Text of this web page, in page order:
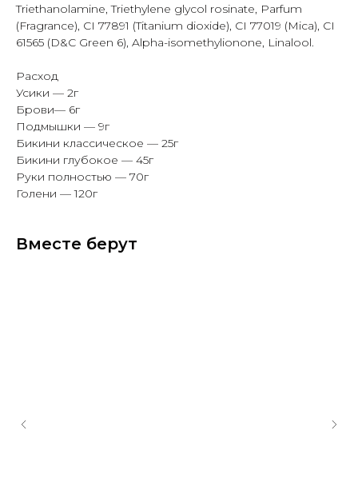
Triethanolamine, Triethylene glycol rosinate, Parfum
(Fragrance), CI 77891 (Titanium dioxide), CI 77019 (Mica), CI
61565 (D&C Green 6), Alpha-isomethylionone, Linalool.
Расход
Усики — 2г
Брови— 6г
Подмышки — 9г
Бикини классическое — 25г
Бикини глубокое — 45г
Руки полностью — 70г
Голени — 120г
Вместе берут